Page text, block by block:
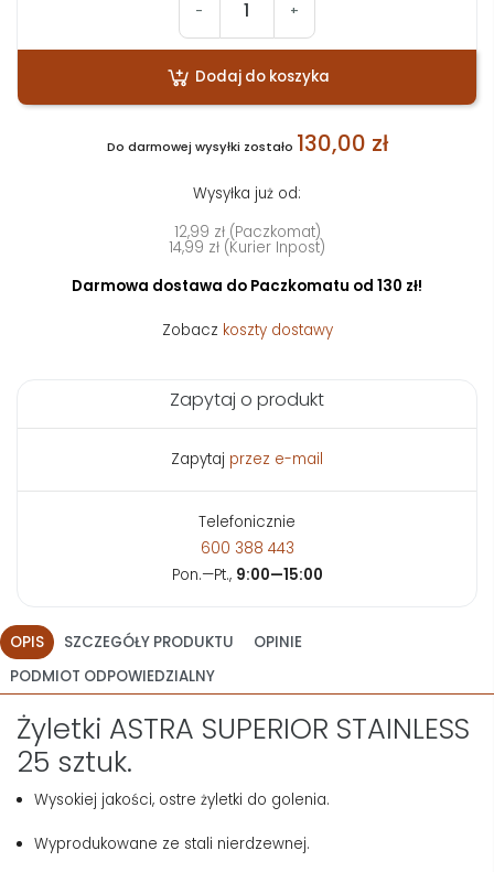
- +
Dodaj do koszyka
Do darmowej wysyłki zostało 130,00 zł
Wysyłka już od:
12,99 zł (Paczkomat)
14,99 zł (Kurier Inpost)
Darmowa dostawa do Paczkomatu od 130 zł!
Zobacz koszty dostawy
Zapytaj o produkt
Zapytaj przez e-mail
Telefonicznie
600 388 443
Pon.—Pt., 9:00—15:00
OPIS SZCZEGÓŁY PRODUKTU
OPINIE
PODMIOT ODPOWIEDZIALNY
Żyletki ASTRA SUPERIOR STAINLESS
25 sztuk.
Wysokiej jakości, ostre żyletki do golenia.
Wyprodukowane ze stali nierdzewnej.